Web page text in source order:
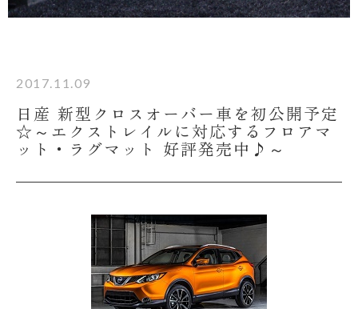
2017.11.09
日産 新型クロスオーバー車を初公開予定
☆～エクストレイルに対応するフロアマ
ット・ラグマット 好評発売中♪～